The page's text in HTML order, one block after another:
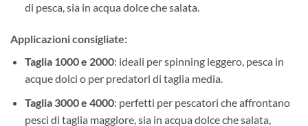
di pesca, sia in acqua dolce che salata.
Applicazioni consigliate:
Taglia 1000 e 2000: ideali per spinning leggero, pesca in
acque dolci o per predatori di taglia media.
Taglia 3000 e 4000: perfetti per pescatori che affrontano
pesci di taglia maggiore, sia in acqua dolce che salata,